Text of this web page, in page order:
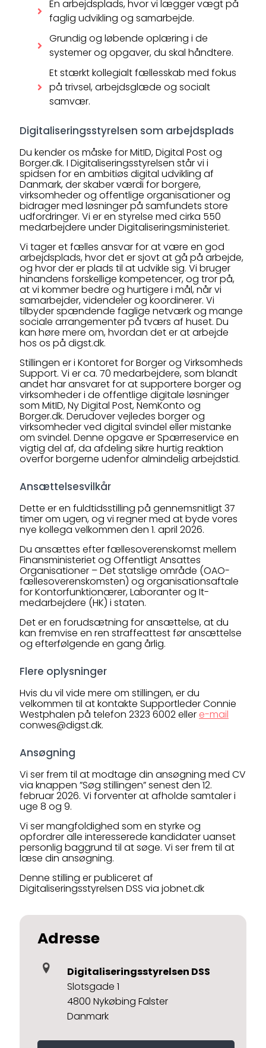
En arbejdsplads, hvor vi lægger vægt på
faglig udvikling og samarbejde.
Grundig og løbende oplæring i de
systemer og opgaver, du skal håndtere.
Et stærkt kollegialt fællesskab med fokus
på trivsel, arbejdsglæde og socialt
samvær.
Digitaliseringsstyrelsen som arbejdsplads
Du kender os måske for MitID, Digital Post og
Borger.dk. I Digitaliseringsstyrelsen står vi i
spidsen for en ambitiøs digital udvikling af
Danmark, der skaber værdi for borgere,
virksomheder og offentlige organisationer og
bidrager med løsninger på samfundets store
udfordringer. Vi er en styrelse med cirka 550
medarbejdere under Digitaliseringsministeriet.
Vi tager et fælles ansvar for at være en god
arbejdsplads, hvor det er sjovt at gå på arbejde,
og hvor der er plads til at udvikle sig. Vi bruger
hinandens forskellige kompetencer, og tror på,
at vi kommer bedre og hurtigere i mål, når vi
samarbejder, videndeler og koordinerer. Vi
tilbyder spændende faglige netværk og mange
sociale arrangementer på tværs af huset. Du
kan høre mere om, hvordan det er at arbejde
hos os på digst.dk.
Stillingen er i Kontoret for Borger og Virksomheds
Support. Vi er ca. 70 medarbejdere, som blandt
andet har ansvaret for at supportere borger og
virksomheder i de offentlige digitale løsninger
som MitID, Ny Digital Post, NemKonto og
Borger.dk. Derudover vejledes borger og
virksomheder ved digital svindel eller mistanke
om svindel. Denne opgave er Spærreservice en
vigtig del af, da afdeling sikre hurtig reaktion
overfor borgerne udenfor almindelig arbejdstid.
Ansættelsesvilkår
Dette er en fuldtidsstilling på gennemsnitligt 37
timer om ugen, og vi regner med at byde vores
nye kollega velkommen den 1. april 2026.
Du ansættes efter fællesoverenskomst mellem
Finansministeriet og Offentligt Ansattes
Organisationer – Det statslige område (OAO-
fællesoverenskomsten) og organisationsaftale
for Kontorfunktionærer, Laboranter og It-
medarbejdere (HK) i staten.
Det er en forudsætning for ansættelse, at du
kan fremvise en ren straffeattest før ansættelse
og efterfølgende en gang årlig.
Flere oplysninger
Hvis du vil vide mere om stillingen, er du
velkommen til at kontakte Supportleder Connie
Westphalen på telefon 2323 6002 eller e-mail
conwes@digst.dk.
Ansøgning
Vi ser frem til at modtage din ansøgning med CV
via knappen ”Søg stillingen” senest den 12.
februar 2026. Vi forventer at afholde samtaler i
uge 8 og 9.
Vi ser mangfoldighed som en styrke og
opfordrer alle interesserede kandidater uanset
personlig baggrund til at søge. Vi ser frem til at
læse din ansøgning.
Denne stilling er publiceret af
Digitaliseringsstyrelsen DSS via jobnet.dk
Adresse
Digitaliseringsstyrelsen DSS
Slotsgade 1
4800 Nykøbing Falster
Danmark